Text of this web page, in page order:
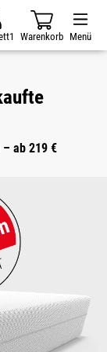
Warenkorb Menü
ab 219 €